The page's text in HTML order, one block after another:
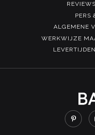
PERS
ALGEMENE
WERKWIJZE